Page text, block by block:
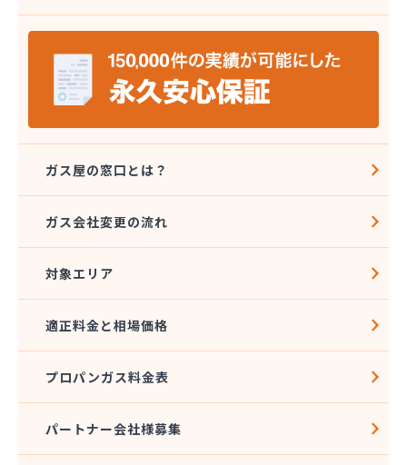
株式会社エコア 筑豊営業所 飯塚店
株式会社エコア 福岡西営業所
株式会社エコア 福岡東営業所
株式会社エスケーエナジー
株式会社エネサンス九州 久留米営業所
株式会社カネマサ
株式会社キハラ
株式会社ダイシンガス
株式会社タカミヤ
株式会社チクハン
株式会社チクリョー
株式会社ツバメガスフロンティア 博多支店
株式会社ツバメガス北九州
株式会社ツバメガス北九州 直方営業所
株式会社ニッツー
ガス屋の窓口とは？
ガス会社変更の流れ
対象エリア
適正料金と相場価格
プロパンガス料金表
パートナー会社様募集